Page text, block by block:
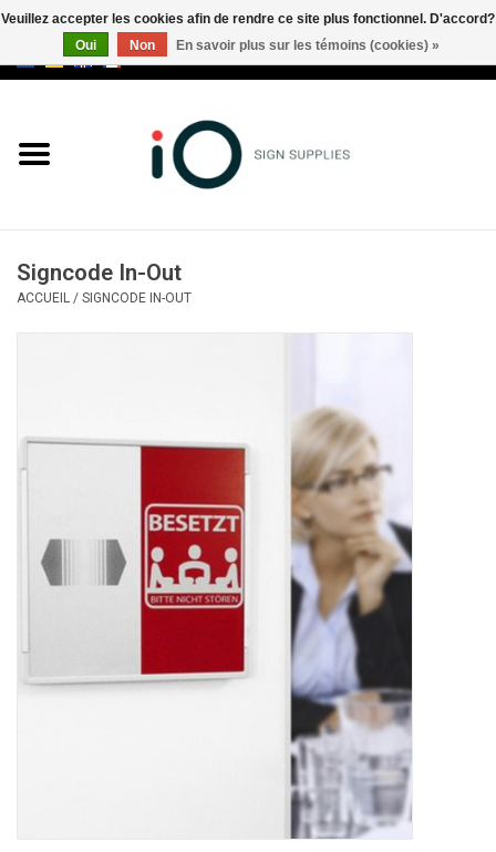
Marques
Appelez-nous au +32 3 353 67
Signcode In-Out
ACCUEIL / SIGNCODE IN-OUT
Veuillez accepter les cookies afin de rendre ce site plus fonctionnel. D'accord?
Oui
Non En savoir plus sur les témoins (cookies) »